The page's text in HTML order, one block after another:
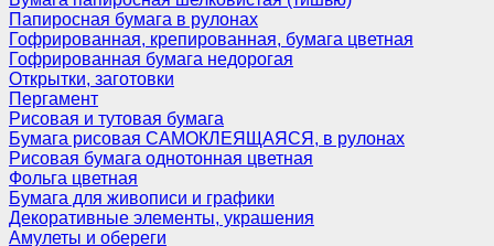
Папиросная бумага в рулонах
Гофрированная, крепированная, бумага цветная
Гофрированная бумага недорогая
Открытки, заготовки
Пергамент
Рисовая и тутовая бумага
Бумага рисовая САМОКЛЕЯЩАЯСЯ, в рулонах
Рисовая бумага однотонная цветная
Фольга цветная
Бумага для живописи и графики
Декоративные элементы, украшения
Амулеты и обереги